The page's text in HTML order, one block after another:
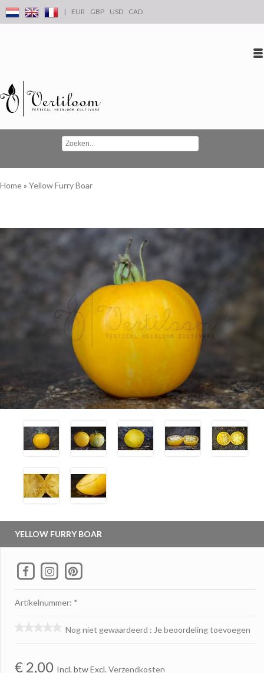
| EUR GBP USD CAD
Home» Yellow Furry Boar
YELLOW FURRY BOAR
Artikelnummer: *
Nog niet gewaardeerd : Je beoordeling toevoegen
€ 2,00 Incl. btw Excl. Verzendkosten